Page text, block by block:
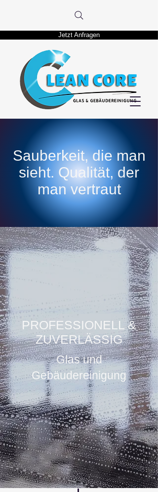
Jetzt Anfragen
Sauberkeit, die man
sieht. Qualität, der
man vertraut
PROFESSIONELL &
ZUVERLÄSSIG
Glas und
Gebäudereinigung